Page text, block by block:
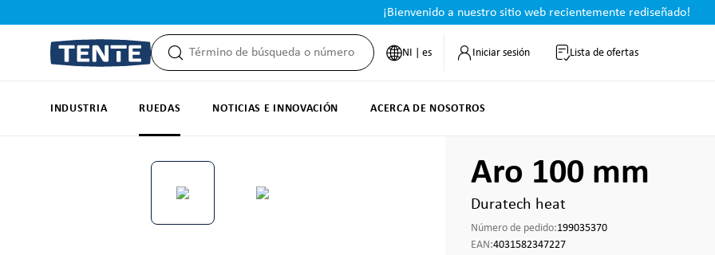
¡Bienvenido a nuestro sitio web recientemente rediseñado!
NI | es Iniciar sesión Lista de ofertas
INDUSTRIA RUEDAS NOTICIAS E INNOVACIÓN ACERCA DE NOSOTROS
Omitir galería de imágenes Aro 100 mm
Duratech heat
Número de pedido:199035370
EAN:4031582347227